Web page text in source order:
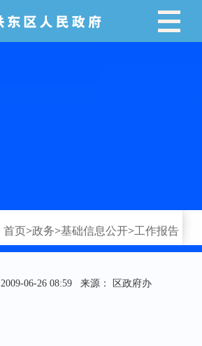
首页>政务>基础信息公开>工作报告
2009-06-26 08:59 来源： 区政府办